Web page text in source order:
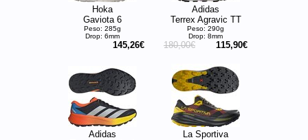
Hoka
Gaviota 6
Peso: 285g
Drop: 6mm
145,26€
Adidas
Terrex Agravic TT
Peso: 290g
Drop: 8mm
180,00€ 115,90€
Adidas
La Sportiva